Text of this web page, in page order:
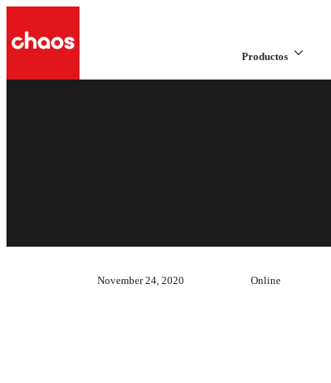
Productos
November 24, 2020 Online